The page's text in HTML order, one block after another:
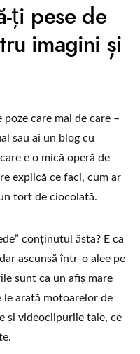
ți pese de
imagini și
poze care mai de care –
sau ai un blog cu
e o mică operă de
explică ce faci, cum ar
tort de ciocolată.
conținutul ăsta? E ca
ascunsă într-o alee pe
sunt ca un afiș mare
le arată motoarelor de
și videoclipurile tale, ce